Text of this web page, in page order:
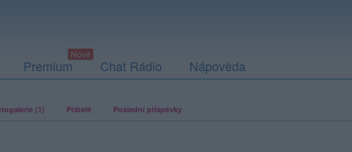
Premium Chat Rádio Nápověda
(1) Přátelé Poslední příspěvky